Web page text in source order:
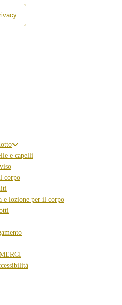
e capelli
corpo
e lozione per il corpo